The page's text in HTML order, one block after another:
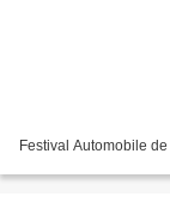
Festival Automobile